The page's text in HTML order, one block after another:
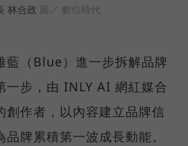
林合政 圖／ 數位時代
藍（Blue）進一步拆解品牌
一步，由 INLY AI 網紅媒合
創作者，以內容建立品牌信
牌累積第一波成長動能。